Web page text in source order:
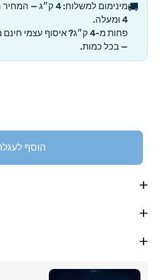
🚚מינימום למשלוח: 4 ק״ג
— המחיר
4 ומעלה.
פחות מ-4 ק״ג?
איסוף עצמי חינם
— בכל כמות.
הוסף